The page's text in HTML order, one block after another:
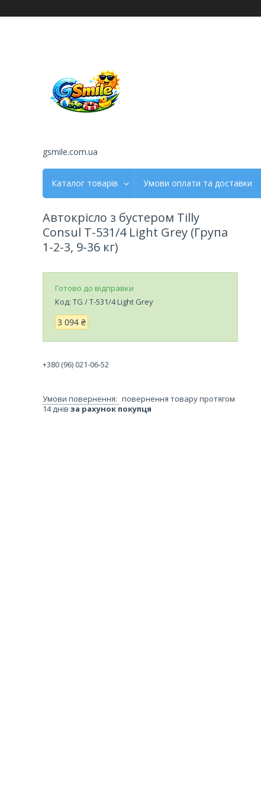
gsmile.com.ua
Каталог товарів Умови оплати та доставки
Автокрісло з бустером Tilly
Consul T-531/4 Light Grey (Група
1-2-3, 9-36 кг)
Готово до відправки
Код: TG / T-531/4 Light Grey
3 094 ₴
+380 (96) 021-06-52
повернення товару протягом
14 днів за рахунок покупця